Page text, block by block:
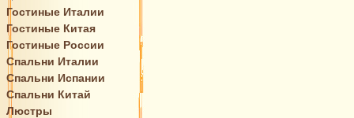
Гостиные Италии
Гостиные Китая
Гостиные России
Спальни Италии
Спальни Испании
Спальни Китай
Люстры